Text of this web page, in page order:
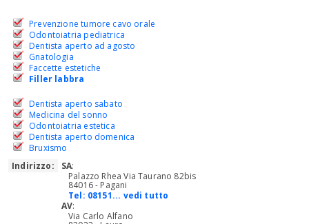
Prevenzione tumore cavo orale
Odontoiatria pediatrica
Dentista aperto ad agosto
Gnatologia
Faccette estetiche
Filler labbra
Dentista aperto sabato
Medicina del sonno
Odontoiatria estetica
Dentista aperto domenica
Bruxismo
Indirizzo:
SA:
Palazzo Rhea Via Taurano 82bis
84016 - Pagani
Tel: 08151... vedi tutto
AV:
Via Carlo Alfano